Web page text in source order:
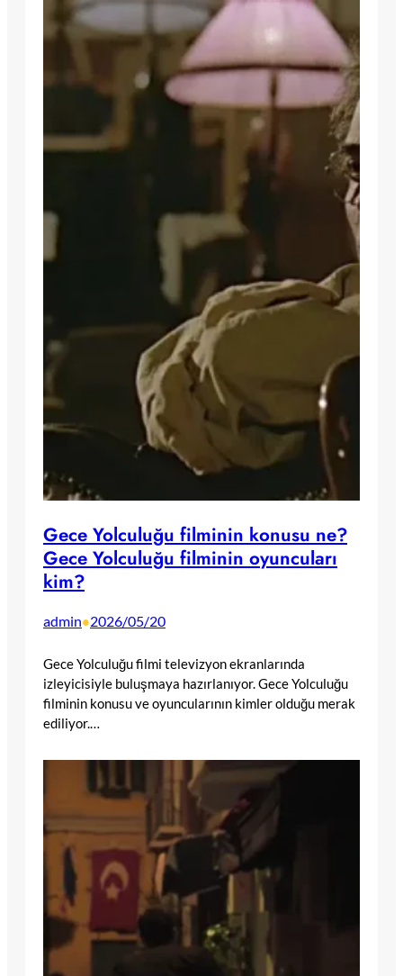
Gece Yolculuğu filminin konusu ne?
Gece Yolculuğu filminin oyuncuları
kim?
admin•2026/05/20
Gece Yolculuğu filmi televizyon ekranlarında
izleyicisiyle buluşmaya hazırlanıyor. Gece Yolculuğu
filminin konusu ve oyuncularının kimler olduğu merak
ediliyor.…